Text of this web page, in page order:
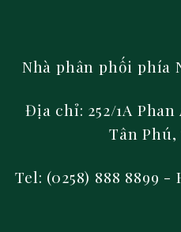
Nhà phân phối phía
Địa chỉ: 252/1A
Tân Phú,
Tel: (0258) 888 8899 -